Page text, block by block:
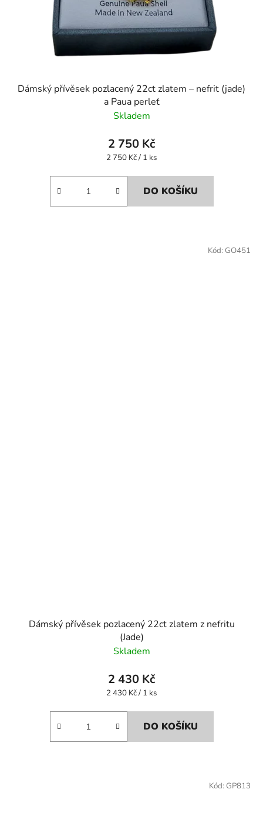
Dámský přívěsek pozlacený 22ct zlatem – nefrit (jade)
a Paua perleť
Skladem
2 750 Kč
Měrná
2 750 Kč / 1 ks
DO KOŠÍKU
Dámský přívěsek pozlacený 22ct zlatem z nefritu
(Jade)
Skladem
2 430 Kč
Měrná
2 430 Kč / 1 ks
DO KOŠÍKU
Kód: GO451
Kód: GP813